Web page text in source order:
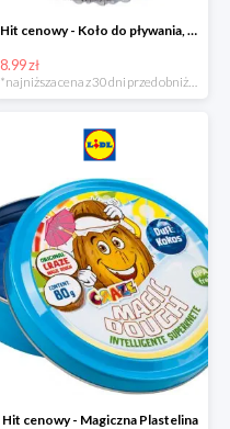
Hit cenowy - Koło do pływania, rękawki lub piłka
8.99 zł
*najniższa cena z 30 dni przed obniżką
Hit cenowy - Magiczna Plastelina